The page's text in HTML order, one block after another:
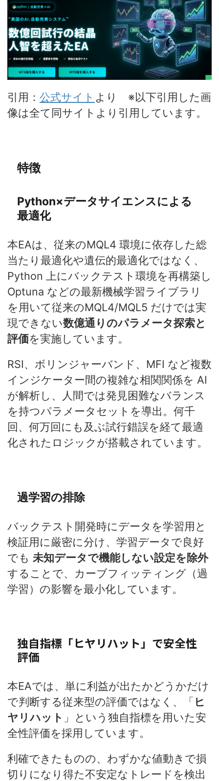
引用： 公式サイト より ※以下引用した画
像は全て同サイトより引用しています。
特徴
Python×データサイエンスによる
最適化
本EAは、従来のMQL4 環境に依存した総
当たり最適化や遺伝的最適化ではなく、
Python 上にバックテスト環境を再構築し
Optuna などの最新機械学習ライブラリ
を用いて従来のMQL4/MQL5 だけでは実
現できない数億通りのパラメータ探索と
評価を実施しています。
RSI、ボリンジャーバンド、MFI など複数
インジケーター間の複雑な相関関係を AI
が解析し、人間では発見困難なバランス
を持つパラメータセットを導出。何千
回、何万回にも及ぶ試行錯誤を経て最適
化されたロジックが搭載されています。
過学習の排除
バックテスト開発時にデータを学習用と
検証用に厳密に分け、学習データで良好
でも 未知データで機能しない設定を除外
することで、カーブフィッティング（過
学習）の影響を最小化しています。
独自指標「ヒヤリハット」で安全性
評価
本EAでは、単に利益が出たかどうかだけ
で判断する従来型の評価ではなく、「 ヒ
ヤリハット 」という独自指標を用いた安
全性評価を採用しています。
利確できたものの、わずかな値動きで損
切りになり得た不安定なトレードを検出